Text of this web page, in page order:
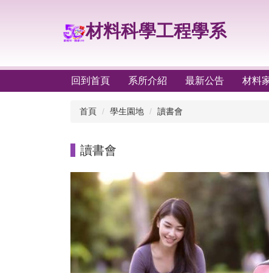
容
材料科學工程學系
回到首頁 系所介紹 最新公告 材料
首頁 學生園地 讀書會
讀書會